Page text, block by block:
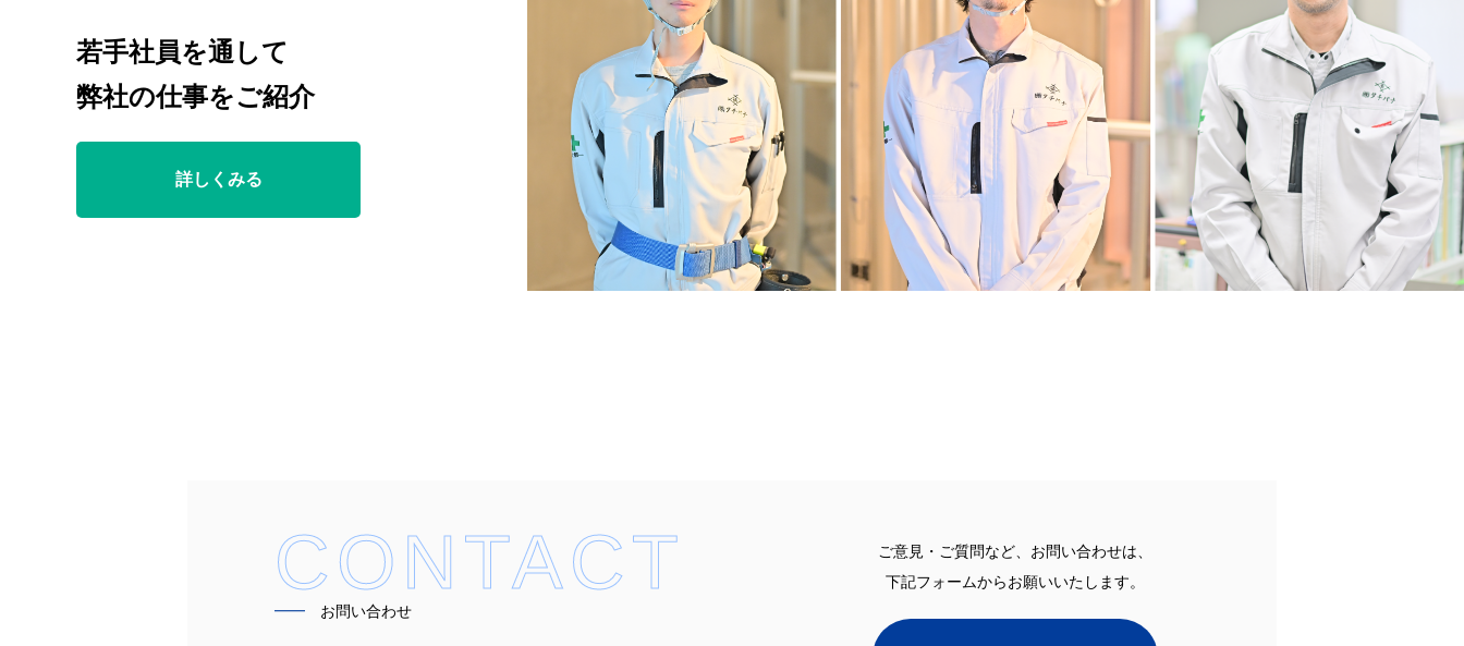
若手社員を通して
弊社の仕事をご紹介
詳しくみる
CONTACT
━━ お問い合わせ
ご意見・ご質問など、お問い合わせは、
下記フォームからお願いいたします。